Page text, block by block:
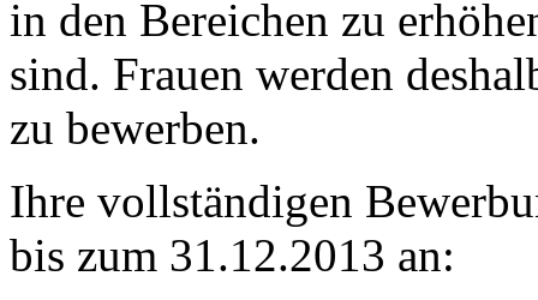
in den Bereichen zu
sind. Frauen werden
zu bewerben.
Ihre vollständigen
bis zum 31.12.2013 an: